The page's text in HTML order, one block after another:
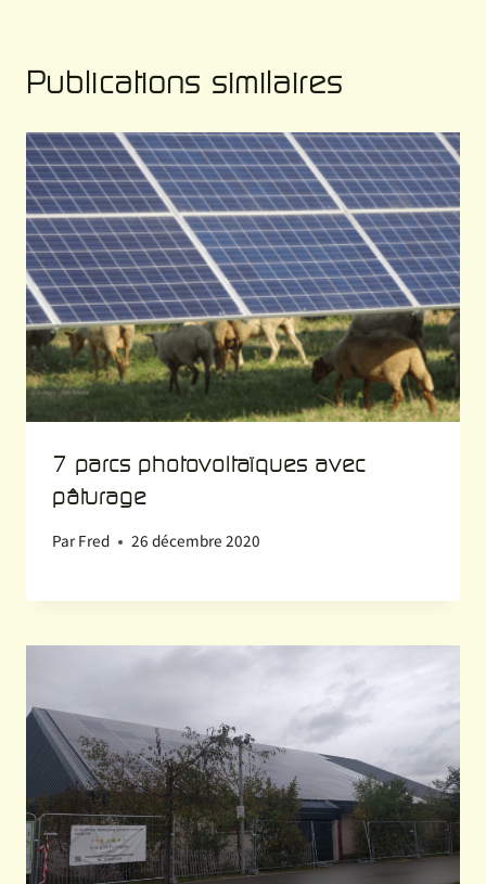
Publications similaires
7 parcs photovoltaïques avec
pâturage
Par Fred 26 décembre 2020